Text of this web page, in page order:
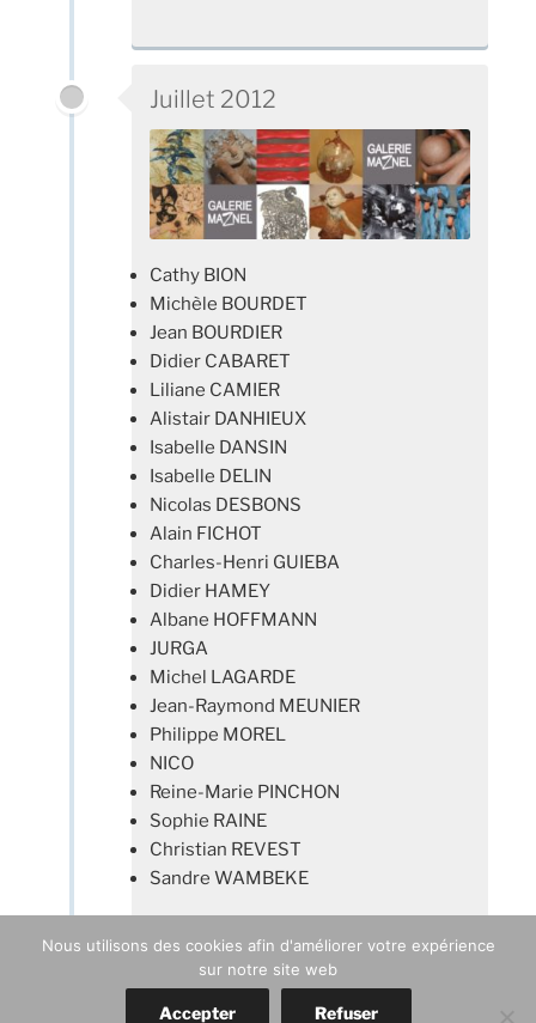
Juillet 2012
Cathy BION
Michèle BOURDET
Jean BOURDIER
Didier CABARET
Liliane CAMIER
Alistair DANHIEUX
Isabelle DANSIN
Isabelle DELIN
Nicolas DESBONS
Alain FICHOT
Charles-Henri GUIEBA
Didier HAMEY
Albane HOFFMANN
JURGA
Michel LAGARDE
Jean-Raymond MEUNIER
Philippe MOREL
NICO
Reine-Marie PINCHON
Sophie RAINE
Christian REVEST
Sandre WAMBEKE
Nous utilisons des cookies afin d'améliorer votre expérience
sur notre site web
Accepter Refuser